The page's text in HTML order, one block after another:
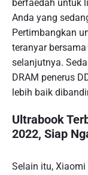
berfaedah untuk
Anda yang
Pertimbangkan
teranyar
selanjutnya.
DRAM penerus
lebih baik
Ultrabook
2022, Siap
Selain itu,